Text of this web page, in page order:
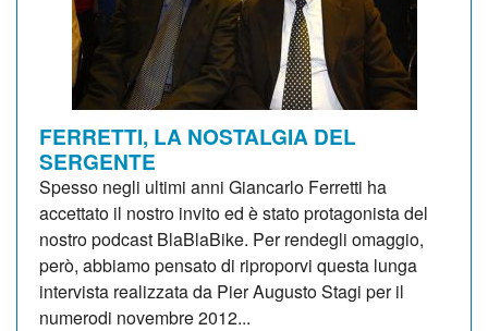
FERRETTI, LA NOSTALGIA DEL
SERGENTE
Spesso negli ultimi anni Giancarlo Ferretti ha
accettato il nostro invito ed è stato protagonista del
nostro podcast BlaBlaBike. Per rendegli omaggio,
però, abbiamo pensato di riproporvi questa lunga
intervista realizzata da Pier Augusto Stagi per il
numerodi novembre 2012...